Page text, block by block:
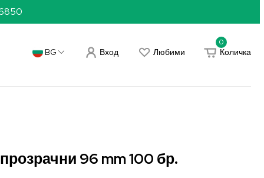
BG Вход Любими
0
Количка
96 mm 100 бр.